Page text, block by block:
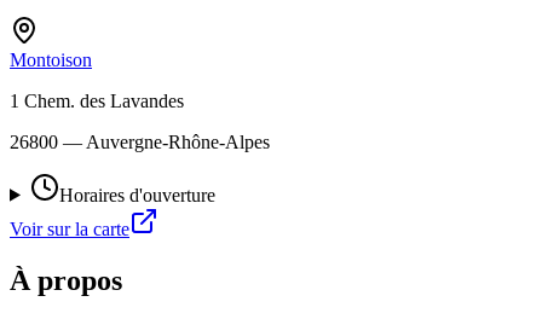
Montoison
1 Chem. des Lavandes
26800 — Auvergne-Rhône-Alpes
Horaires d'ouverture
Voir sur la carte
À propos